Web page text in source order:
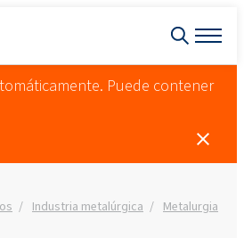
Puede contener
Industria metalúrgica Metalurgia